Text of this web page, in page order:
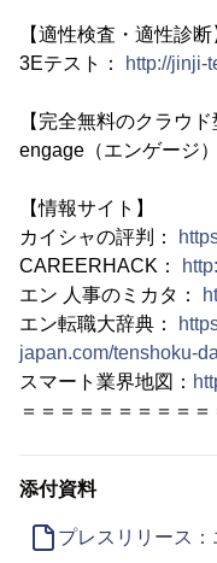
【適性検査・適性診断
3Eテスト：
http://jinji-
【完全無料のクラウ
engage（エンゲージ）
【情報サイト】
カイシャの評判：
CAREERHACK：
エン 人事のミカタ：
エン転職大辞典：
japan.com/tenshoku-
スマート業界地図：
＝＝＝＝＝＝＝＝＝＝
添付資料
プレスリリース